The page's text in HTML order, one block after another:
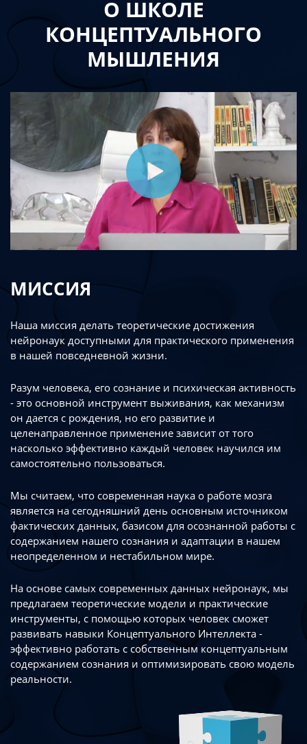
О ШКОЛЕ
КОНЦЕПТУАЛЬНОГО
МЫШЛЕНИЯ
МИССИЯ
Наша миссия делать теоретические достижения
нейронаук доступными для практического применения
в нашей повседневной жизни.
Разум человека, его сознание и психическая активность
- это основной инструмент выживания, как механизм
он дается с рождения, но его развитие и
целенаправленное применение зависит от того
насколько эффективно каждый человек научился им
самостоятельно пользоваться.
Мы считаем, что современная наука о работе мозга
является на сегодняшний день основным источником
фактических данных, базисом для осознанной работы с
содержанием нашего сознания и адаптации в нашем
неопределенном и нестабильном мире.
На основе самых современных данных нейронаук, мы
предлагаем теоретические модели и практические
инструменты, с помощью которых человек сможет
развивать навыки Концептуального Интеллекта -
эффективно работать с собственным концептуальным
содержанием сознания и оптимизировать свою модель
реальности.